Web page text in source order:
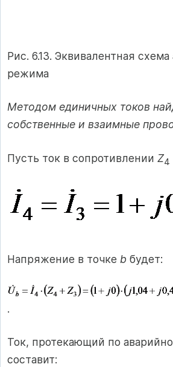
Рис. 6.13. Эквивалентная схема
режима
Методом единичных токов
собственные и взаимные
Пусть ток в сопротивлении Z4
Напряжение в точке b будет:
.
Ток, протекающий по
составит: